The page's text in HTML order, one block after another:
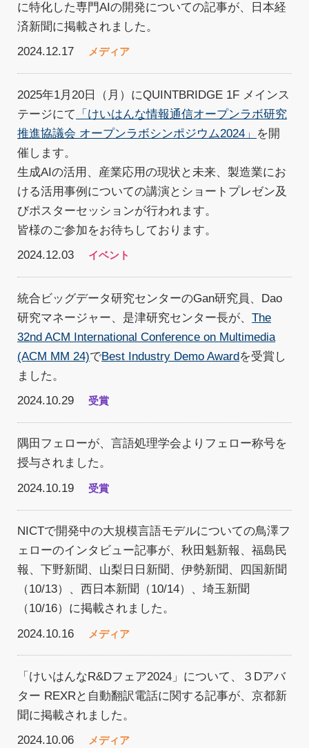
に特化した専門AIの開発についての記事が、日本経
済新聞に掲載されました。
2024.12.17
メディア
2025年1月20日（月）にQUINTBRIDGE 1F メインス
テージにて
「けいはんな情報通信オープンラボ研究
推進協議会 オープンラボシンポジウム2024」
を開
催します。
生成AIの活用、産業応用の現状と未来、製造業にお
ける活用事例についての講演とショートプレゼン及
びポスターセッションが行われます。
皆様のご参加をお待ちしております。
2024.12.03
イベント
統合ビッグデータ研究センターのGan研究員、Dao
研究マネージャー、是津研究センター長が、The
32nd ACM International Conference on Multimedia
(ACM MM 24)でBest Industry Demo Awardを受賞し
ました。
2024.10.29
受賞
隅田フェローが、言語処理学会よりフェロー称号を
授与されました。
2024.10.19
受賞
NICTで開発中の大規模言語モデルについての鳥澤フ
ェローのインタビュー記事が、秋田魁新報、福島民
報、下野新聞、山梨日日新聞、伊勢新聞、四国新聞
（10/13）、西日本新聞（10/14）、埼玉新聞
（10/16）に掲載されました。
2024.10.16
メディア
「けいはんなR&Dフェア2024」について、３Dアバ
ター REXRと自動翻訳電話に関する記事が、京都新
聞に掲載されました。
2024.10.06
メディア